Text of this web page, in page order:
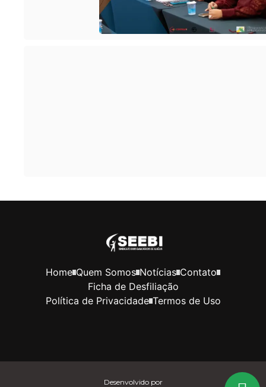
Home Quem Somos Notícias Contato
Ficha de Desfiliação
Política de Privacidade Termos de Uso
Desenvolvido por